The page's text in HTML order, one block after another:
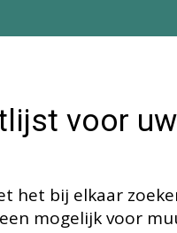
voor
het bij elkaar
mogelijk voor